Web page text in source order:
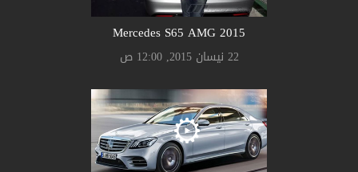
Mercedes S65 AMG 2015
22 نيسان 2015, 12:00 ص